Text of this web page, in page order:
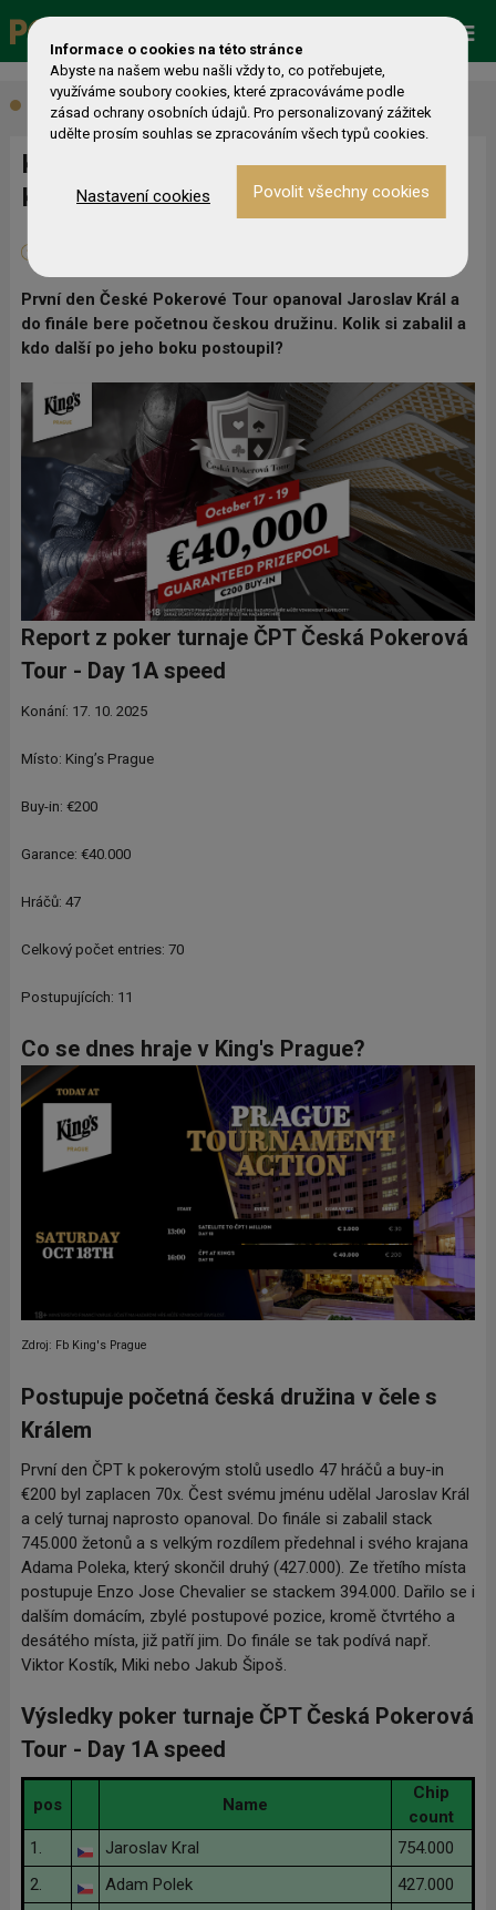
Aktuálně
King's Prague: první den ČPT ovládl
Král
První den České Pokerové Tour opanoval Jaroslav Král a
do finále bere početnou českou družinu. Kolik si zabalil a
kdo další po jeho boku postoupil?
Report z poker turnaje ČPT Česká Pokerová
Tour - Day 1A speed
Konání: 17. 10. 2025
Místo: King’s Prague
Buy-in: €200
Garance: €40.000
Hráčů: 47
Celkový počet entries: 70
Postupujících: 11
Co se dnes hraje v King's Prague?
Zdroj: Fb King's Prague
Postupuje početná česká družina v čele s
Králem
První den ČPT k pokerovým stolů usedlo 47 hráčů a buy-in
€200 byl zaplacen 70x. Čest svému jménu udělal Jaroslav Král
a celý turnaj naprosto opanoval. Do finále si zabalil stack
745.000 žetonů a s velkým rozdílem předehnal i svého krajana
Adama Poleka, který skončil druhý (427.000). Ze třetího místa
postupuje Enzo Jose Chevalier se stackem 394.000. Dařilo se i
dalším domácím, zbylé postupové pozice, kromě čtvrtého a
desátého místa, již patří jim. Do finále se tak podívá např.
Viktor Kostík, Miki nebo Jakub Šipoš.
Výsledky poker turnaje ČPT Česká Pokerová
Tour - Day 1A speed
pos Name
Chip
count
1.
Jaroslav Kral
754.000
2.
Adam Polek
427.000
Informace o cookies na této stránce
Abyste na našem webu našli vždy to, co potřebujete,
využíváme soubory cookies, které zpracováváme podle
zásad ochrany osobních údajů. Pro personalizovaný zážitek
udělte prosím souhlas se zpracováním všech typů cookies.
Nastavení cookies